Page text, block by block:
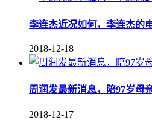
李连杰近况如何，李连杰的
2018-12-18
周润发最新消息，陪97岁母
2018-12-17